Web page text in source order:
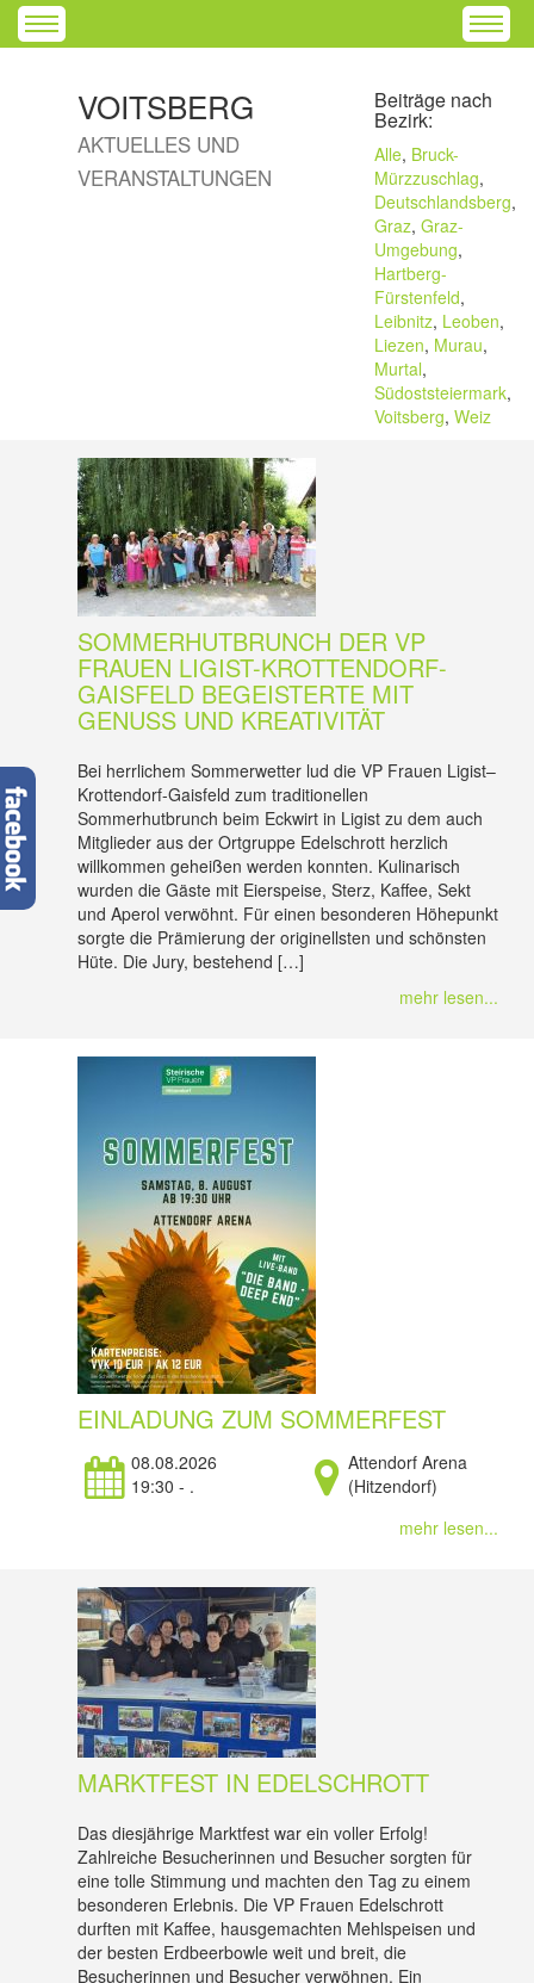
VOITSBERG
AKTUELLES UND
VERANSTALTUNGEN
Beiträge nach
Bezirk:
Alle, Bruck-
Mürzzuschlag,
Deutschlandsberg,
Graz, Graz-
Umgebung,
Hartberg-
Fürstenfeld,
Leibnitz, Leoben,
Liezen, Murau,
Murtal,
Südoststeiermark,
Voitsberg, Weiz
SOMMERHUTBRUNCH DER VP
FRAUEN LIGIST-KROTTENDORF-
GAISFELD BEGEISTERTE MIT
GENUSS UND KREATIVITÄT
Bei herrlichem Sommerwetter lud die VP Frauen Ligist–
Krottendorf-Gaisfeld zum traditionellen
Sommerhutbrunch beim Eckwirt in Ligist zu dem auch
Mitglieder aus der Ortgruppe Edelschrott herzlich
willkommen geheißen werden konnten. Kulinarisch
wurden die Gäste mit Eierspeise, Sterz, Kaffee, Sekt
und Aperol verwöhnt. Für einen besonderen Höhepunkt
sorgte die Prämierung der originellsten und schönsten
Hüte. Die Jury, bestehend […]
mehr lesen...
EINLADUNG ZUM SOMMERFEST
08.08.2026
19:30 - .
Attendorf Arena
(Hitzendorf)
mehr lesen...
MARKTFEST IN EDELSCHROTT
Das diesjährige Marktfest war ein voller Erfolg!
Zahlreiche Besucherinnen und Besucher sorgten für
eine tolle Stimmung und machten den Tag zu einem
besonderen Erlebnis. Die VP Frauen Edelschrott
durften mit Kaffee, hausgemachten Mehlspeisen und
der besten Erdbeerbowle weit und breit, die
Besucherinnen und Besucher verwöhnen. Ein